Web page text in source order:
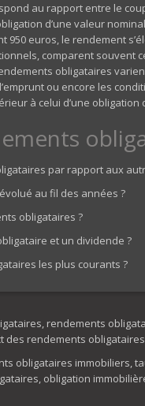
au rapport entre le
d’une valeur
euros, le rendement
comparent souvent
obligataires
ou encore les
à celui d’une obligation
par rapport aux
au fil des années ?
obligataires ?
et un dividende ?
les plus courants ?
rendements
des rendements
obligataires immobiliers,
obligation